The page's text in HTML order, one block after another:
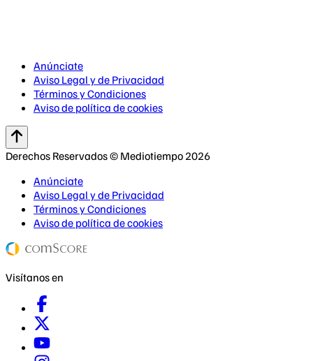
Anúnciate
Aviso Legal y de Privacidad
Términos y Condiciones
Aviso de política de cookies
Derechos Reservados © Mediotiempo 2026
Anúnciate
Aviso Legal y de Privacidad
Términos y Condiciones
Aviso de política de cookies
Visítanos en